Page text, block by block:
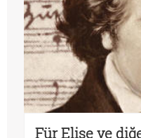
Für Elise ve